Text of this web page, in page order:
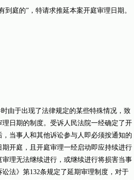
庭的”，特请求推延本案开庭审理日期。
由于出现了法律规定的某些特殊情况，致
日期的制度。受诉人民法院一经确定了开
当事人和其他诉讼参与人即必须按通知的
开庭，且开庭审理一经启动即应持续进行
理无法继续进行，或继续进行将损害当事
法》第132条规定了延期审理制度，对于